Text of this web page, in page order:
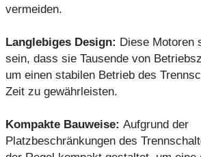
vermeiden.
Langlebiges Design: Diese Motoren
sein, dass sie Tausende von
um einen stabilen Betrieb des
Zeit zu gewährleisten.
Kompakte Bauweise: Aufgrund der
Platzbeschränkungen des